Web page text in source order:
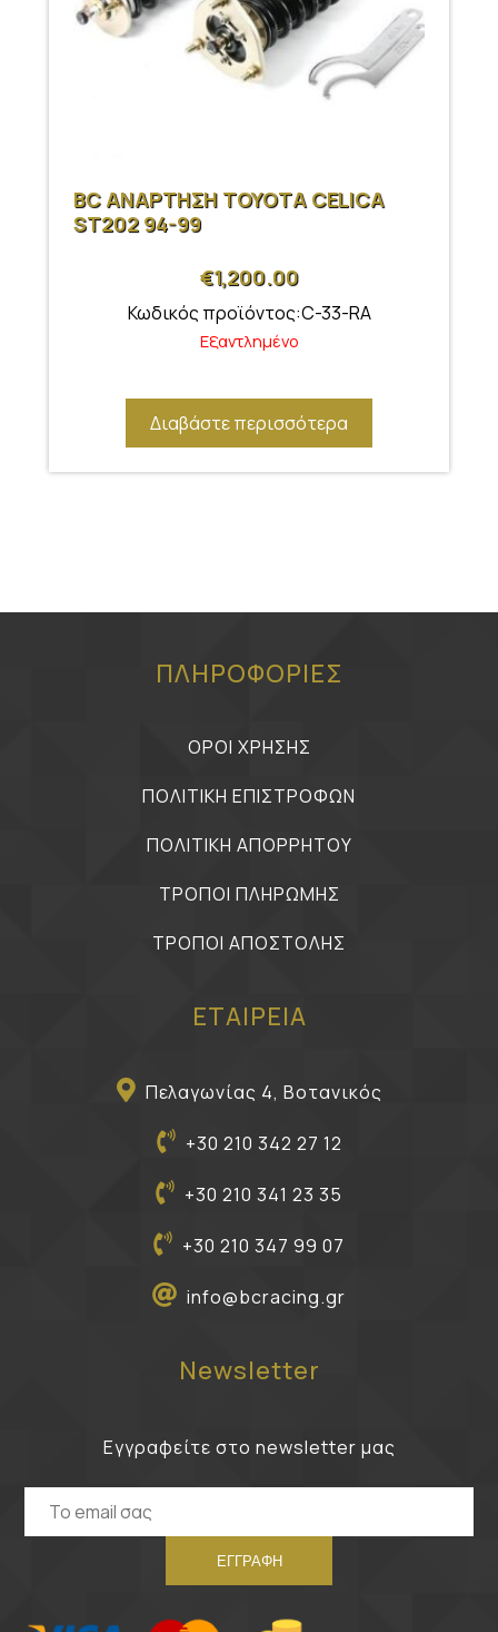
BC ΑΝΑΡΤΗΣΗ ΤΟΥΟΤΑ CELICA
ST202 94-99
€1,200.00
Κωδικός προϊόντος:C-33-RA
Εξαντλημένο
Διαβάστε περισσότερα
ΠΛΗΡΟΦΟΡΙΕΣ
ΟΡΟΙ ΧΡΗΣΗΣ
ΠΟΛΙΤΙΚΗ ΕΠΙΣΤΡΟΦΩΝ
ΠΟΛΙΤΙΚΗ ΑΠΟΡΡΗΤΟΥ
ΤΡΟΠΟΙ ΠΛΗΡΩΜΗΣ
ΤΡΟΠΟΙ ΑΠΟΣΤΟΛΗΣ
ΕΤΑΙΡΕΙΑ
Πελαγωνίας 4, Βοτανικός
+30 210 342 27 12
+30 210 341 23 35
+30 210 347 99 07
info@bcracing.gr
Newsletter
Εγγραφείτε στο newsletter μας